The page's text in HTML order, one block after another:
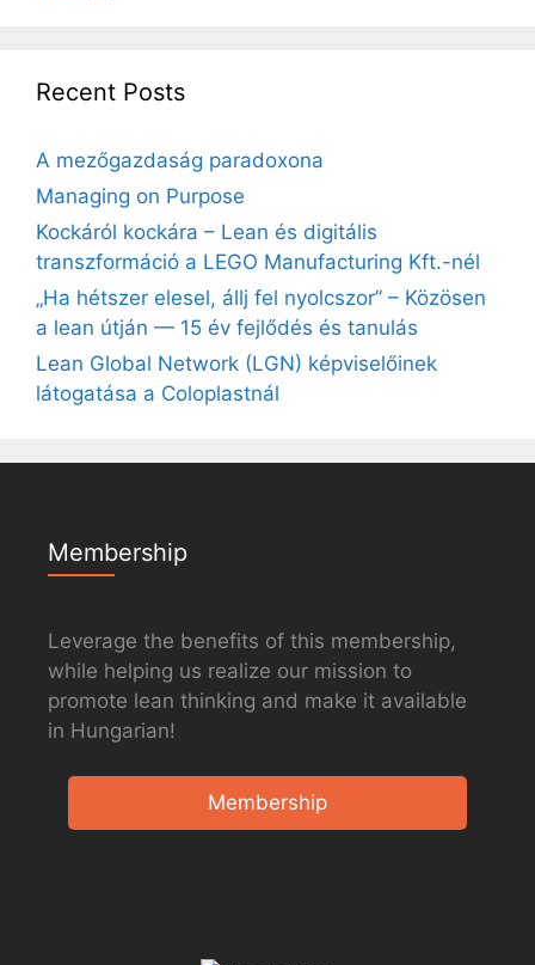
Recent Posts
A mezőgazdaság paradoxona
Managing on Purpose
Kockáról kockára – Lean és digitális
transzformáció a LEGO Manufacturing Kft.-nél
„Ha hétszer elesel, állj fel nyolcszor” – Közösen
a lean útján — 15 év fejlődés és tanulás
Lean Global Network (LGN) képviselőinek
látogatása a Coloplastnál
Membership
Leverage the benefits of this membership,
while helping us realize our mission to
promote lean thinking and make it available
in Hungarian!
Membership